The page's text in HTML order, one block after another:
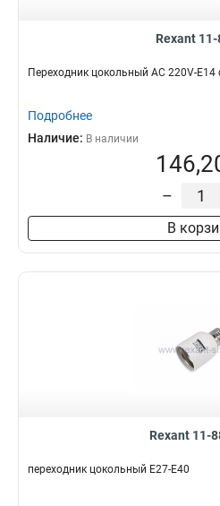
Rexant
Переходник цокольный AC 220V-
Подробнее
Наличие: В наличии
–
В
Rexant 11-
переходник цокольный Е27-Е40